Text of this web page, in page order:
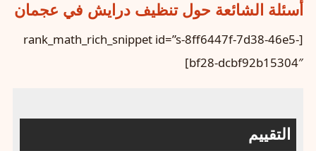
أسئلة الشائعة حول تنظيف درايش في عجمان
[rank_math_rich_snippet id=”s-8ff6447f-7d38-46e5-
bf28-dcbf92b15304″]
التقييم